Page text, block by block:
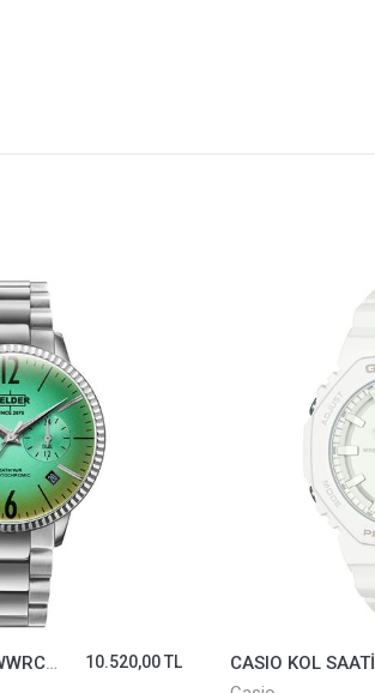
WELDER KOL SAATİ WWRC613
10.520,00 TL